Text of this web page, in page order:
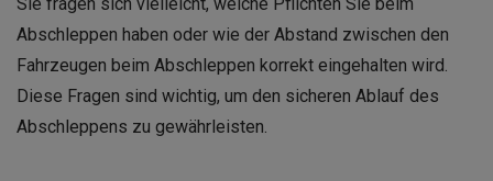
Abschleppen haben oder wie der Abstand zwischen den
Fahrzeugen beim Abschleppen korrekt eingehalten wird.
Diese Fragen sind wichtig, um den sicheren Ablauf des
Abschleppens zu gewährleisten.